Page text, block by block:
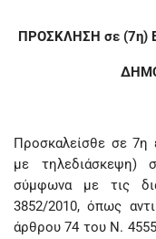
ΠΡΟΣΚΛΗΣΗ σε (7η)
Προσκαλείσθε σε 7η
με τηλεδιάσκεψη)
σύμφωνα με τις
3852/2010, όπως
άρθρου 74 του Ν.